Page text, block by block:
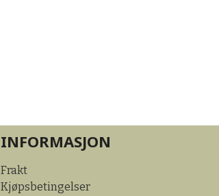
INFORMASJON
Frakt
Kjøpsbetingelser